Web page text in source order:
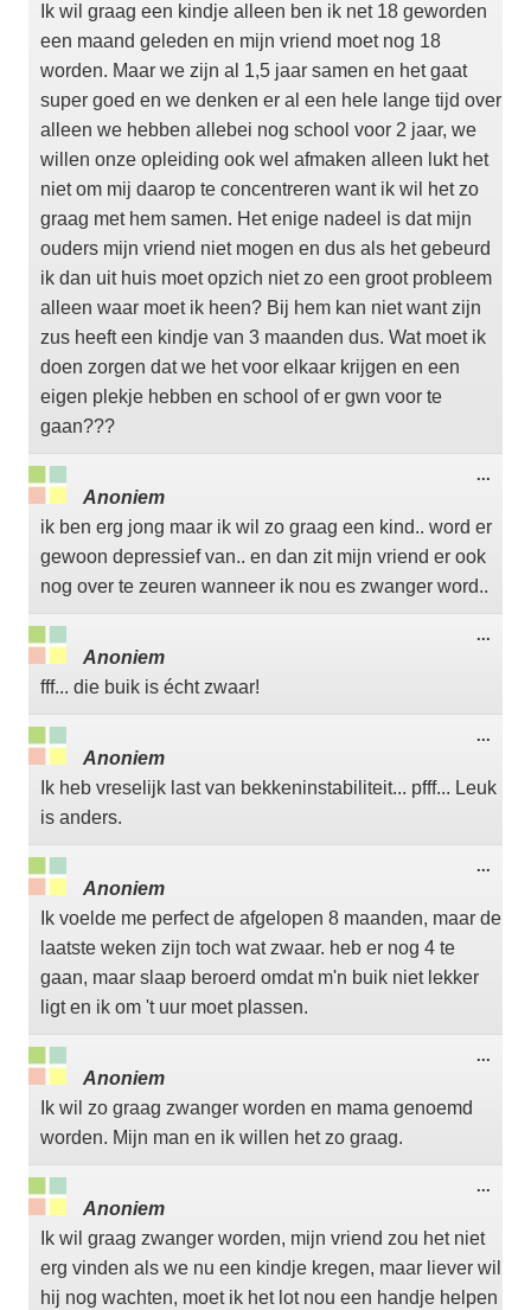
Ik wil graag een kindje alleen ben ik net 18 geworden
een maand geleden en mijn vriend moet nog 18
worden. Maar we zijn al 1,5 jaar samen en het gaat
super goed en we denken er al een hele lange tijd over
alleen we hebben allebei nog school voor 2 jaar, we
willen onze opleiding ook wel afmaken alleen lukt het
niet om mij daarop te concentreren want ik wil het zo
graag met hem samen. Het enige nadeel is dat mijn
ouders mijn vriend niet mogen en dus als het gebeurd
ik dan uit huis moet opzich niet zo een groot probleem
alleen waar moet ik heen? Bij hem kan niet want zijn
zus heeft een kindje van 3 maanden dus. Wat moet ik
doen zorgen dat we het voor elkaar krijgen en een
eigen plekje hebben en school of er gwn voor te
gaan???
Anoniem
ik ben erg jong maar ik wil zo graag een kind.. word er
gewoon depressief van.. en dan zit mijn vriend er ook
nog over te zeuren wanneer ik nou es zwanger word..
...
Anoniem
fff... die buik is écht zwaar!
...
Anoniem
Ik heb vreselijk last van bekkeninstabiliteit... pfff... Leuk
is anders.
...
Anoniem
Ik voelde me perfect de afgelopen 8 maanden, maar de
laatste weken zijn toch wat zwaar. heb er nog 4 te
gaan, maar slaap beroerd omdat m'n buik niet lekker
ligt en ik om 't uur moet plassen.
...
Anoniem
Ik wil zo graag zwanger worden en mama genoemd
worden. Mijn man en ik willen het zo graag.
...
Anoniem
Ik wil graag zwanger worden, mijn vriend zou het niet
erg vinden als we nu een kindje kregen, maar liever wil
hij nog wachten, moet ik het lot nou een handje helpen
...